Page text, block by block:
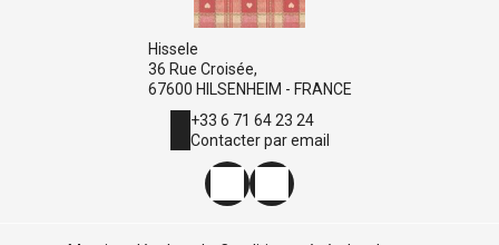
Hissele
36 Rue Croisée,
67600 HILSENHEIM - FRANCE
+33 6 71 64 23 24
Contacter par email